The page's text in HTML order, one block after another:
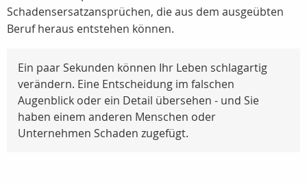
Schadensersatzansprüchen, die aus dem ausgeübten
Beruf heraus entstehen können.
Ein paar Sekunden können Ihr Leben schlagartig
verändern. Eine Entscheidung im falschen
Augenblick oder ein Detail übersehen - und Sie
haben einem anderen Menschen oder
Unternehmen Schaden zugefügt.